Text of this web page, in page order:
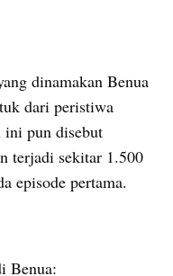
dinamakan Benua
dari peristiwa
ini pun disebut
terjadi sekitar 1.500
episode pertama.
Benua: